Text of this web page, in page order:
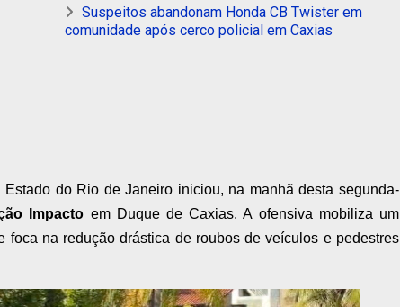
Suspeitos abandonam Honda CB Twister em
comunidade após cerco policial em Caxias
do Rio de Janeiro iniciou, na manhã desta segunda-
Impacto em Duque de Caxias. A ofensiva mobiliza um
foca na redução drástica de roubos de veículos e pedestres